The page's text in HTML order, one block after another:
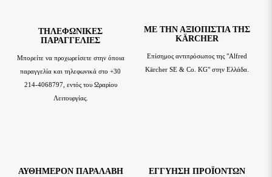
TΗΛΕΦΩΝΙΚΈΣ
ΠΑΡΑΓΓΕΛΊΕΣ
Μπορείτε να προχωρείσετε στην όποια
παραγγελία και τηλεφωνικά στο +30
214-4068797, εντός του Ωραρίου
Λειτουργίας.
ΜΕ ΤΗΝ ΑΞΙΟΠΙΣΤΊΑ ΤΗΣ
KÄRCHER
Επίσημος αντιπρόσωπος της "Alfred
Kärcher SE & Co. KG" στην Ελλάδα.
ΑΥΘΗΜΕΡΌΝ ΠΑΡΑΛΑΒΉ ΕΓΓΎΗΣΗ ΠΡΟΪΌΝΤΩΝ